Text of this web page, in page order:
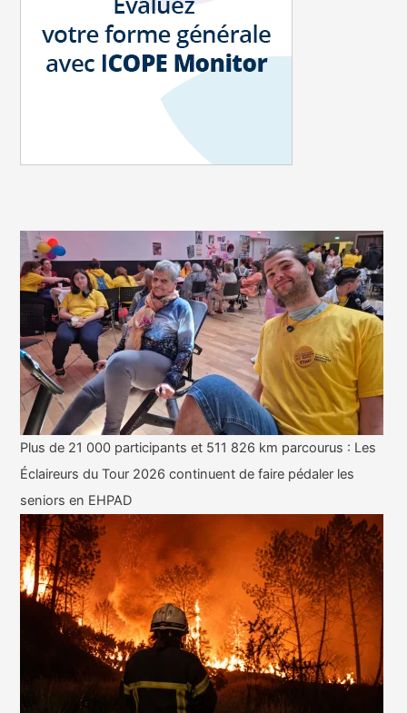
Plus de 21 000 participants et 511 826 km parcourus : Les
Éclaireurs du Tour 2026 continuent de faire pédaler les
seniors en EHPAD